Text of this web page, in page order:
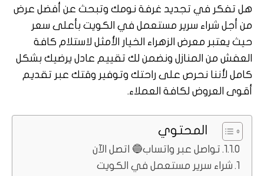
هل تفكر في تجديد غرفة نومك وتبحث عن أفضل عرض
من أجل شراء سرير مستعمل في الكويت بأعلى سعر
حيث يعتبر معرض الزهراء الخيار الأمثل لاستلام كافة
العفش من المنازل ونضمن لك تقييم عادل يرضيك بشكل
كامل لأننا نحرص على راحتك وتوفير وقتك عبر تقديم
أقوى العروض لكافة العملاء.
المحتوي
تواصل عبر واتساب🔵 اتصل الآن
شراء سرير مستعمل في الكويت